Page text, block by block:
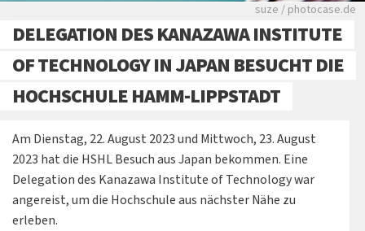
Viele Zeitungen.
suze / photocase.de
DELEGATION DES KANAZAWA INSTITUTE
OF TECHNOLOGY IN JAPAN BESUCHT DIE
HOCHSCHULE HAMM-LIPPSTADT
Am Dienstag, 22. August 2023 und Mittwoch, 23. August
2023 hat die HSHL Besuch aus Japan bekommen. Eine
Delegation des Kanazawa Institute of Technology war
angereist, um die Hochschule aus nächster Nähe zu
erleben.